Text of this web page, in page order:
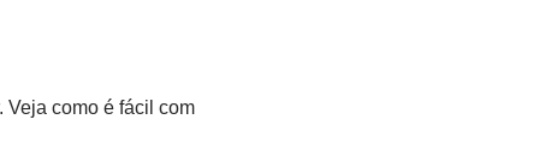
Veja como é fácil com